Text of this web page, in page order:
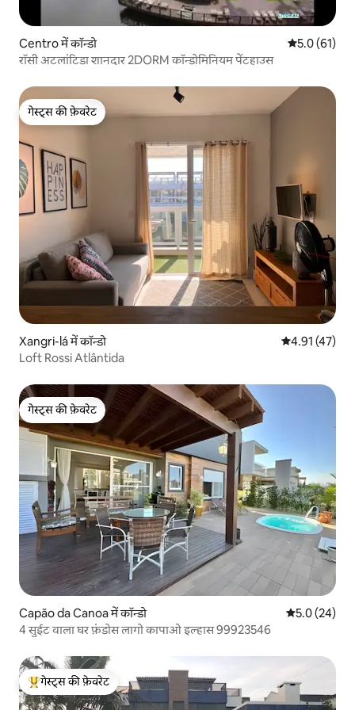
Centro में कॉन्डो औसत रेटिंग 5
5.0 (61)
रॉसी अटलांटिडा शानदार 2DORM कॉन्डोमिनियम पेंटहाउस
गेस्ट्स की फ़ेवरेट
गेस्ट्स की फ़ेवरेट
Xangri-lá में कॉन्डो औसत रेटिंग 5 में
4.91 (47)
Loft Rossi Atlântida
गेस्ट्स की फ़ेवरेट
गेस्ट्स की फ़ेवरेट
Capão da Canoa में कॉन्डो औसत रेटिंग 5
5.0 (24)
4 सुईट वाला घर फ़ंडोस लागो कापाओ इल्हास 99923546
गेस्ट्स का टॉप फ़ेवरेट
गेस्ट्स की फ़ेवरेट